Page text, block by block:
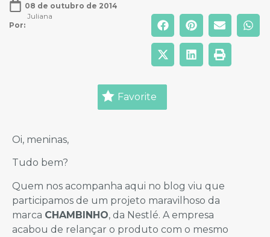
08 de outubro de 2014
Por:
Juliana
Favorite
Oi, meninas,
Tudo bem?
Quem nos acompanha aqui no blog viu que
participamos de um projeto maravilhoso da
marca CHAMBINHO, da Nestlé. A empresa
acabou de relançar o produto com o mesmo